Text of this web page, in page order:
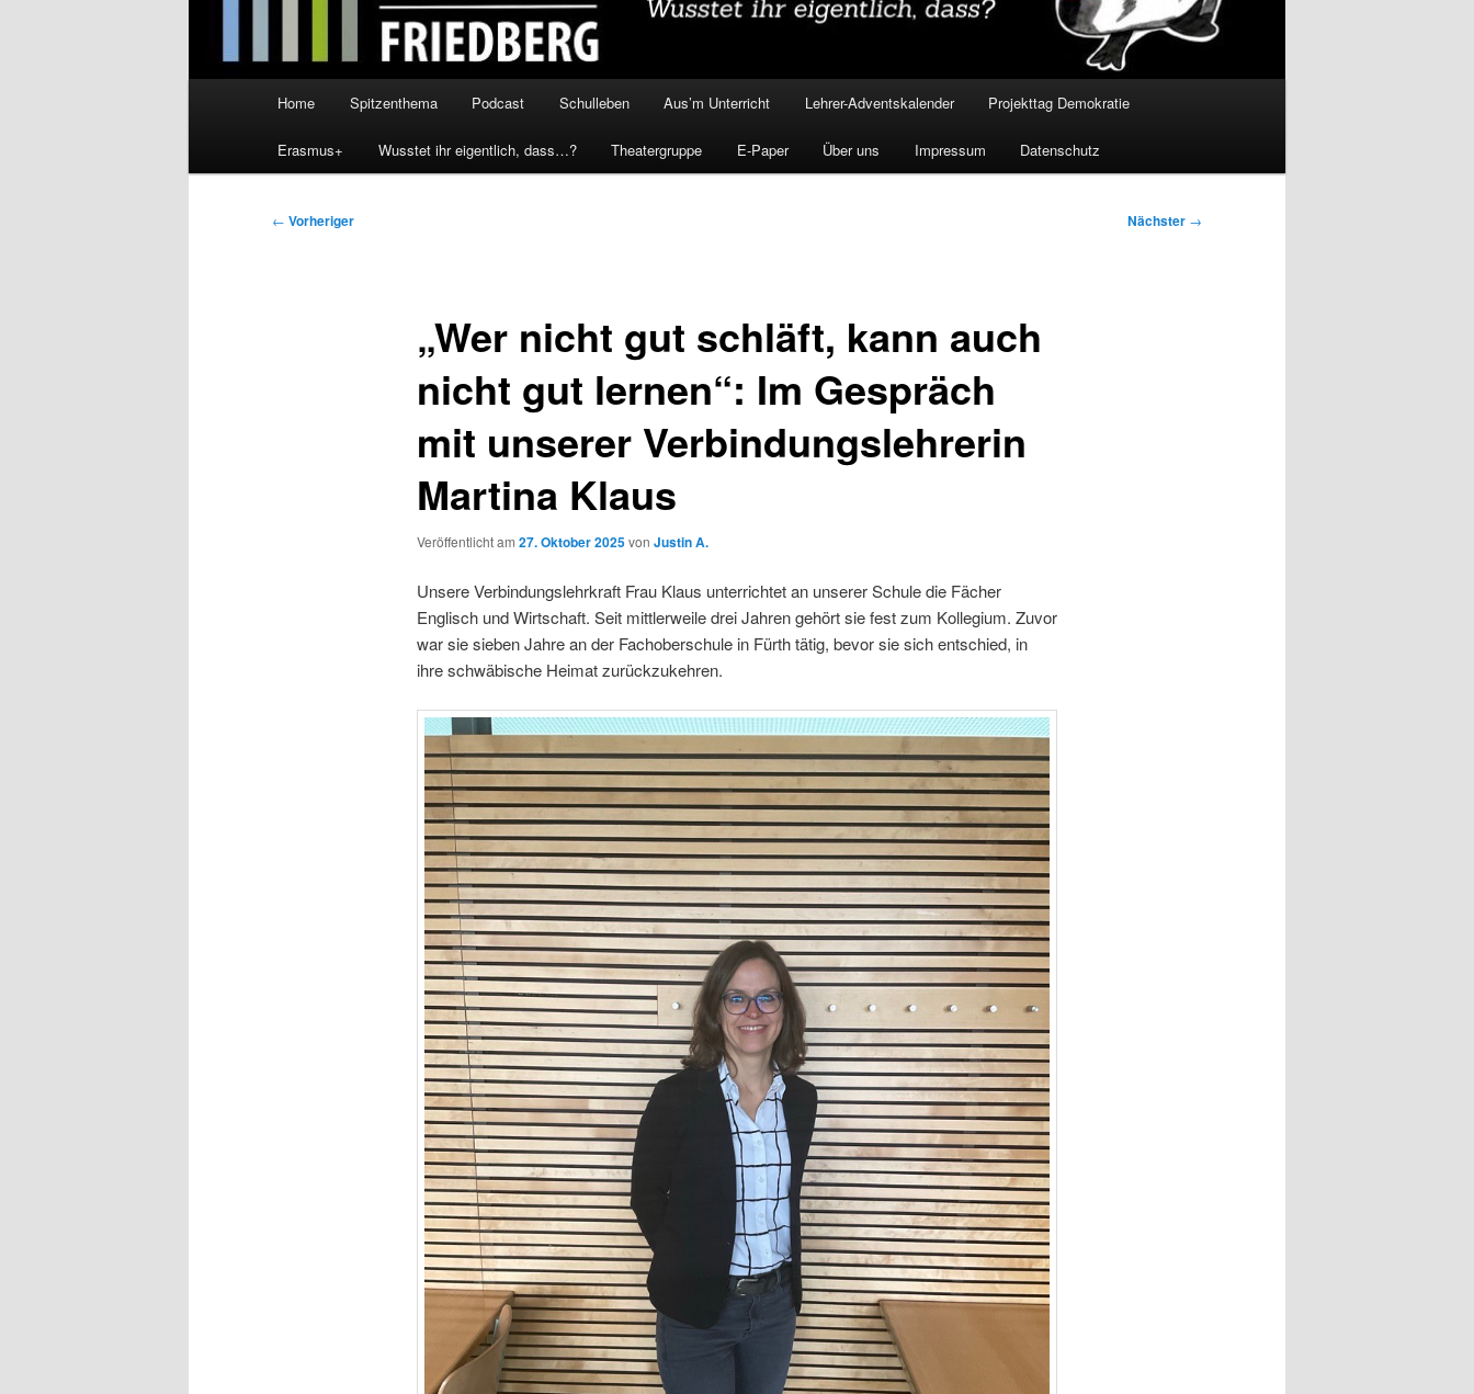
Home Spitzenthema Podcast Schulleben Aus’m Unterricht Lehrer-Adventskalender Projekttag Demokratie
Erasmus+ Wusstet ihr eigentlich, dass…? Theatergruppe E-Paper Über uns Impressum Datenschutz
Beitragsnavigation
← Vorheriger Nächster →
„Wer nicht gut schläft, kann auch
nicht gut lernen“: Im Gespräch
mit unserer Verbindungslehrerin
Martina Klaus
Veröffentlicht am 27. Oktober 2025von Justin A.
Unsere Verbindungslehrkraft Frau Klaus unterrichtet an unserer Schule die Fächer
Englisch und Wirtschaft. Seit mittlerweile drei Jahren gehört sie fest zum Kollegium. Zuvor
war sie sieben Jahre an der Fachoberschule in Fürth tätig, bevor sie sich entschied, in
ihre schwäbische Heimat zurückzukehren.